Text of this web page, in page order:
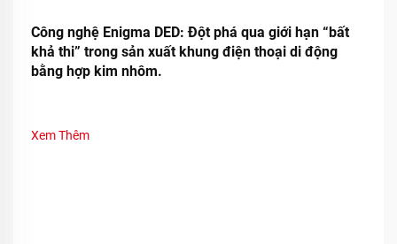
Công nghệ Enigma DED: Đột phá qua giới hạn “bất
khả thi” trong sản xuất khung điện thoại di động
bằng hợp kim nhôm.
Xem Thêm